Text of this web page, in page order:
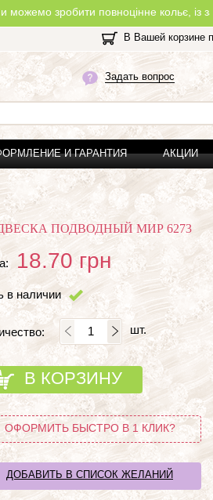
повноцінне кольє, із
В Вашей корзине
Задать вопрос
И ГАРАНТИЯ АКЦИИ
ПОДВОДНЫЙ МИР 6273
18.70грн
в наличии
шт.
В КОРЗИНУ
ОФОРМИТЬ БЫСТРО В 1 КЛИК?
ДОБАВИТЬ В СПИСОК ЖЕЛАНИЙ